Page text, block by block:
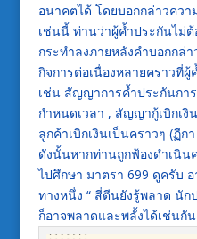
อนาคตได้ โดยบอกกล่าวคว
เช่นนี้ ท่านว่าผู้ค้ำประกันไม่
กระทำลงภายหลังคำบอกกล่า
กิจการต่อเนื่องหลายคราวที่
เช่น สัญญาการค้ำประกันกา
กำหนดเวลา , สัญญากู้เบิกเ
ลูกค้าเบิกเงินเป็นคราวๆ (ฏีก
ดังนั้นหากท่านถูกฟ้องดำเนิ
ไปศึกษา มาตรา 699 ดูครับ
ทางหนึ่ง “ สี่ตีนยังรู้พลาด นัก
ก็อาจพลาดและพลั้งได้เช่นกั